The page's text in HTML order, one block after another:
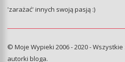
'zarażać' innych swoją pasją :)
© Moje Wypieki 2006 - 2020 -
autorki bloga.